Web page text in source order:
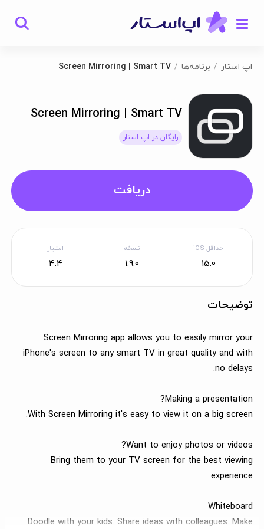
اپ استار برنامه‌ها Screen Mirroring | Smart TV
Screen Mirroring | Smart TV
رایگان در اپ استار
دریافت
حداقل iOS
15.0
نسخه
1.9.0
امتیاز
4.4
توضیحات
Screen Mirroring app allows you to easily mirror your
iPhone's screen to any smart TV in great quality and with
no delays.
Making a presentation?
With Screen Mirroring it's easy to view it on a big screen.
Want to enjoy photos or videos?
Bring them to your TV screen for the best viewing
experience.
Whiteboard
Doodle with your kids. Share ideas with colleagues. Make